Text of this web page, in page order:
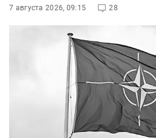
7 августа 2026, 09:15 28